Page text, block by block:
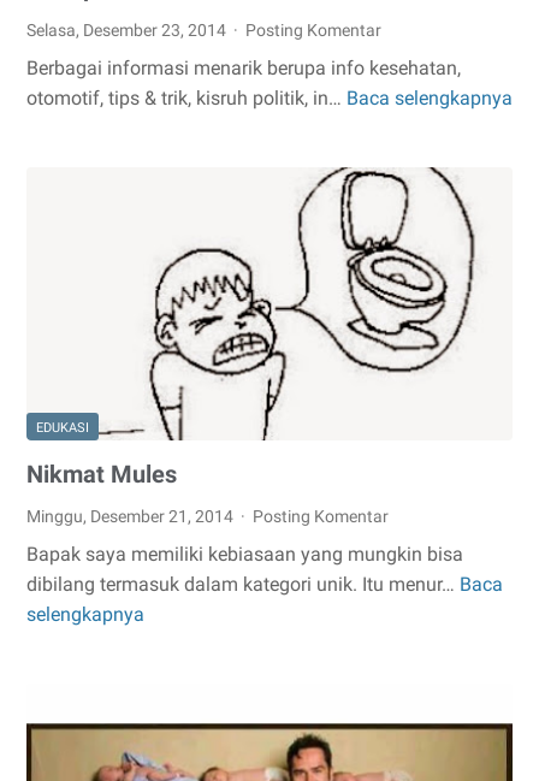
Selasa, Desember 23, 2014 Posting Komentar
Berbagai informasi menarik berupa info kesehatan,
otomotif, tips & trik, kisruh politik, in… Baca selengkapnya
EDUKASI
Nikmat Mules
Minggu, Desember 21, 2014 Posting Komentar
Bapak saya memiliki kebiasaan yang mungkin bisa
dibilang termasuk dalam kategori unik. Itu menur… Baca
selengkapnya
Nikmat